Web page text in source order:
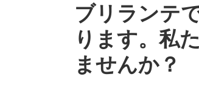
ブリランテ
ります。私
ませんか？